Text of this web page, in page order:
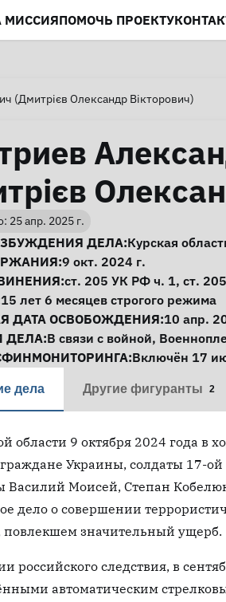
МИССИЯПОМОЧЬ ПРОЕКТУ
(Дмитрієв Олександр Вікторович)
25 апр. 2025 г.
о деле
ДЕЛА:Курская
9 окт. 2024 г.
ст. 205 УК РФ ч. 1, ст. 205
15 лет 6 месяцев строгого режима
ДАТА ОСВОБОЖДЕНИЯ:10 апр.
ДЕЛА:В связи с войной,
Включён 17
дела Другие фигуранты 2
области 9 октября 2024 года в
Украины, солдаты 17-
Василий Моисей, Степан
дело о совершении
повлекшем значительный ущерб.
российского следствия, в
автоматическим